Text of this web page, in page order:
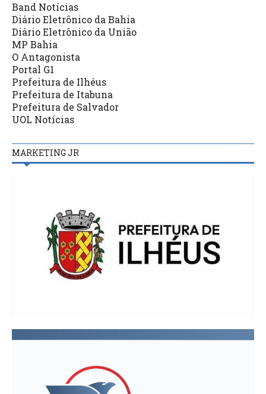
Band Notícias
Diário Eletrônico da Bahia
Diário Eletrônico da União
MP Bahia
O Antagonista
Portal G1
Prefeitura de Ilhéus
Prefeitura de Itabuna
Prefeitura de Salvador
UOL Notícias
MARKETING JR